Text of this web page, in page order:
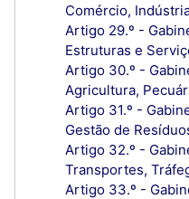
Comércio,
Artigo 29.º -
Estruturas e
Artigo 30.º -
Agricultura,
Artigo 31.º -
Gestão de
Artigo 32.º -
Transportes,
Artigo 33.º -